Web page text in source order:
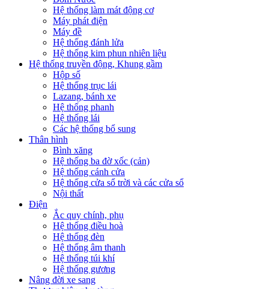
Hệ thống làm mát động cơ
Máy phát điện
Máy đề
Hệ thống đánh lửa
Hệ thống kim phun nhiên liệu
Hệ thống truyền động, Khung gầm
Hộp số
Hệ thống trục lái
Lazang, bánh xe
Hệ thống phanh
Hệ thống lái
Các hệ thống bổ sung
Thân hình
Bình xăng
Hệ thống ba đờ xốc (cản)
Hệ thống cánh cửa
Hệ thống cửa sổ trời và các cửa sổ
Nội thất
Điện
Ắc quy chính, phụ
Hệ thống điều hoà
Hệ thống đèn
Hệ thống âm thanh
Hệ thống túi khí
Hệ thống gương
Nâng đời xe sang